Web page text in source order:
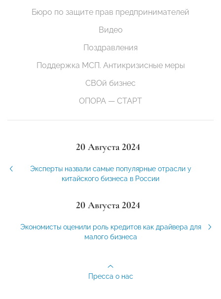
Бюро по защите прав предпринимателей
Видео
Поздравления
Поддержка МСП. Антикризисные меры
СВОй бизнес
ОПОРА — СТАРТ
20 Августа 2024
Эксперты назвали самые популярные отрасли у
китайского бизнеса в России
20 Августа 2024
Экономисты оценили роль кредитов как драйвера для
малого бизнеса
Пресса о нас